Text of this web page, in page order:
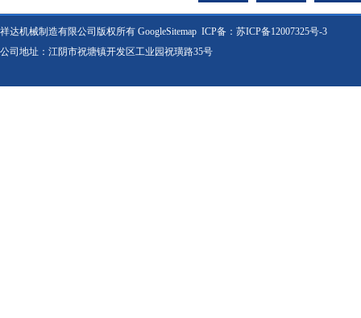
祥达机械制造有限公司版权所有 GoogleSitemap ICP备： 苏ICP备12007325号-3
公司地址：江阴市祝塘镇开发区工业园祝璜路35号